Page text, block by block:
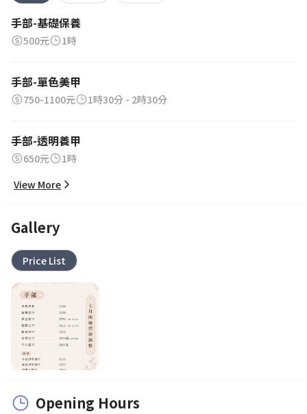
手部-基礎保養
500元 1時
手部-單色美甲
750-1100元 1時30分 - 2時30分
手部-透明養甲
650元
1時
View More
Gallery
Price List
Opening Hours